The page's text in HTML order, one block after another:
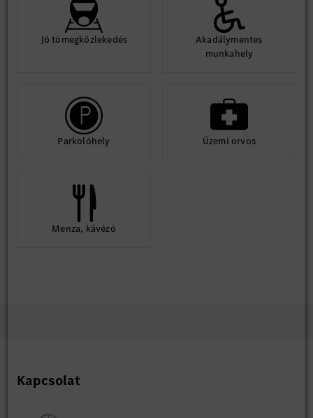
Jó tömegközlekedés
Akadálymentes
munkahely
Parkolóhely Üzemi orvos
Menza, kávézó
Kapcsolat